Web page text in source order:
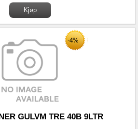
-4%
GULVM TRE 40B 9LTR